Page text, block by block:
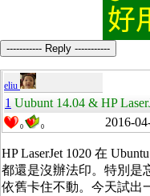
----------- Reply -----------
eliu
1 Uubunt 14.04 & HP
0 0 2016-
HP LaserJet 1020 在
都還是沒辦法印。特別是
依舊卡住不動。今天試出